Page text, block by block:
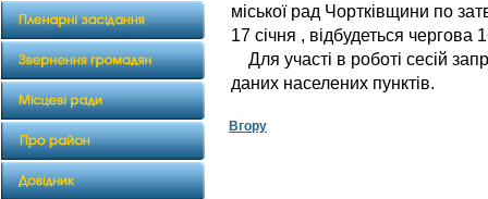
міської рад Чортківщини по
17 січня , відбудеться чергова
Для участі в роботі сесій
даних населених пунктів.
Вгору